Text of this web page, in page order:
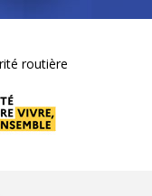
routière